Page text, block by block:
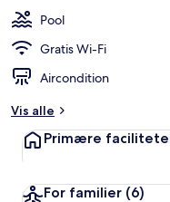
Pool
Gratis Wi-Fi
Aircondition
Vis alle
Primære
For familier (6)